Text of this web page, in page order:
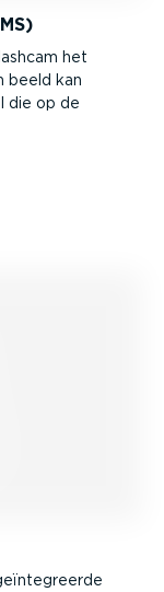
het
beeld kan
die op de